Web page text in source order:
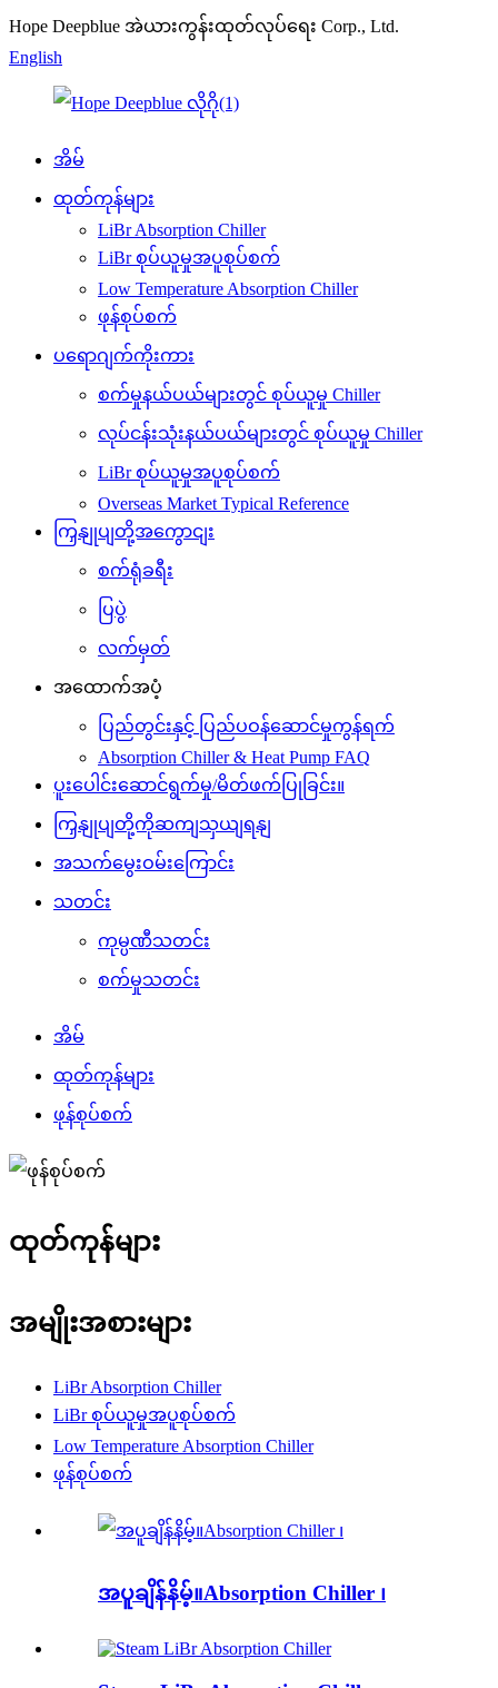
Hope Deepblue အဲယားကွန်းထုတ်လုပ်ရေး Corp., Ltd.
English
အိမ်
ထုတ်ကုန်များ
LiBr Absorption Chiller
LiBr စုပ်ယူမှုအပူစုပ်စက်
Low Temperature Absorption Chiller
ဖုန်စုပ်စက်
ပရောဂျက်ကိုးကား
စက်မှုနယ်ပယ်များတွင် စုပ်ယူမှု Chiller
လုပ်ငန်းသုံးနယ်ပယ်များတွင် စုပ်ယူမှု Chiller
LiBr စုပ်ယူမှုအပူစုပ်စက်
Overseas Market Typical Reference
ကြှနျုပျတို့အကွောငျး
စက်ရုံခရီး
ပြပွဲ
လက်မှတ်
အထောက်အပံ့
ပြည်တွင်းနှင့် ပြည်ပဝန်ဆောင်မှုကွန်ရက်
Absorption Chiller & Heat Pump FAQ
ပူးပေါင်းဆောင်ရွက်မှု/မိတ်ဖက်ပြုခြင်း။
ကြှနျုပျတို့ကိုဆကျသှယျရနျ
အသက်မွေးဝမ်းကြောင်း
သတင်း
ကုမ္ပဏီသတင်း
စက်မှုသတင်း
အိမ်
ထုတ်ကုန်များ
ဖုန်စုပ်စက်
ထုတ်ကုန်များ
အမျိုးအစားများ
LiBr Absorption Chiller
LiBr စုပ်ယူမှုအပူစုပ်စက်
Low Temperature Absorption Chiller
ဖုန်စုပ်စက်
အပူချိန်နိမ့်။Absorption Chiller ၊